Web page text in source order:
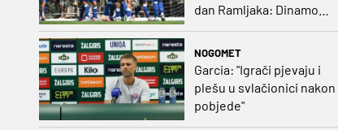
dan Ramljaka: Dinamo
poražen od Juventusa,
NOGOMET
Garcia: "Igrači pjevaju i
plešu u svlačionici nakon
pobjede"